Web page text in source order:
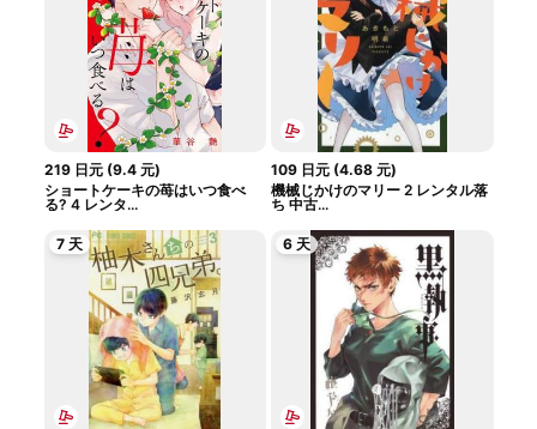
219 日元(9.4 元)
ショートケーキの苺はいつ食べ
る? 4 レンタ...
109 日元 (4.68 元)
機械じかけのマリー 2 レンタル落
ち 中古...
7 天 6 天